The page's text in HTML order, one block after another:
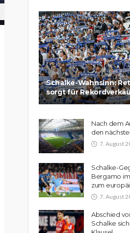
Schalke-Wahnsinn:
sorgt für
Nach dem
den
7. August
Schalke-
Bergamo
zum
7. August
Abschied
Schalke